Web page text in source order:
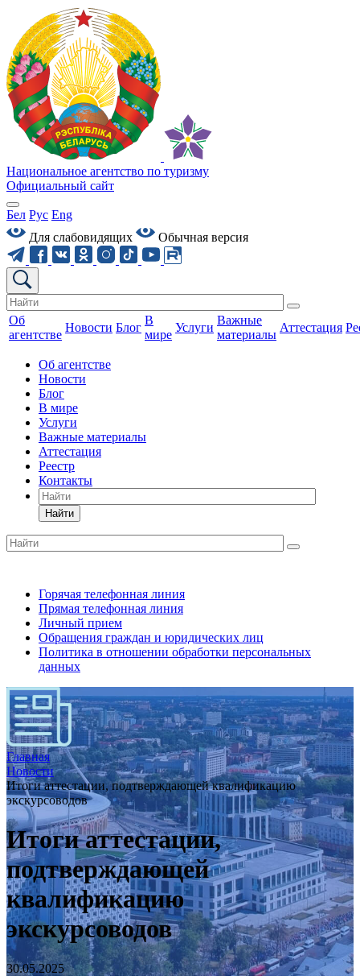
Национальное агентство по туризму
Официальный сайт
Бел Рус Eng
Для слабовидящих
Обычная версия
Об
агентстве
Новости Блог
В
мире
Услуги
Важные
материалы
Аттестация
Об агентстве
Новости
Блог
В мире
Услуги
Важные материалы
Аттестация
Реестр
Контакты
Найти
Горячая телефонная линия
Прямая телефонная линия
Личный прием
Обращения граждан и юридических лиц
Политика в отношении обработки персональных
данных
Главная
Новости
Итоги аттестации, подтверждающей квалификацию
экскурсоводов
Итоги аттестации,
подтверждающей
квалификацию
экскурсоводов
30.05.2025